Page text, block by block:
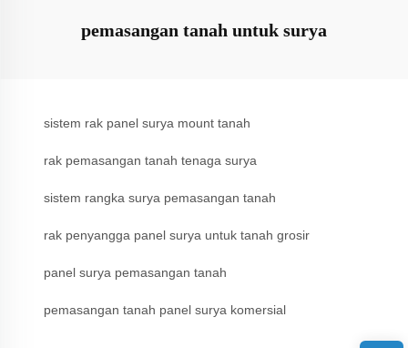
pemasangan tanah untuk surya
sistem rak panel surya mount tanah
rak pemasangan tanah tenaga surya
sistem rangka surya pemasangan tanah
rak penyangga panel surya untuk tanah grosir
panel surya pemasangan tanah
pemasangan tanah panel surya komersial